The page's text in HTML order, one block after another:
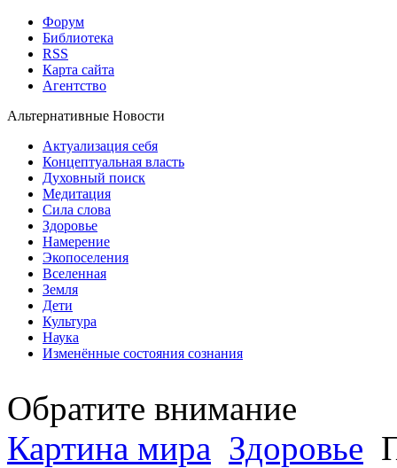
Форум
Библиотека
RSS
Карта сайта
Агентство
Альтернативные Новости
Актуализация себя
Концептуальная власть
Духовный поиск
Медитация
Сила слова
Здоровье
Намерение
Экопоселения
Вселенная
Земля
Дети
Культура
Наука
Изменённые состояния сознания
Обратите внимание
Картина мира Здоровье